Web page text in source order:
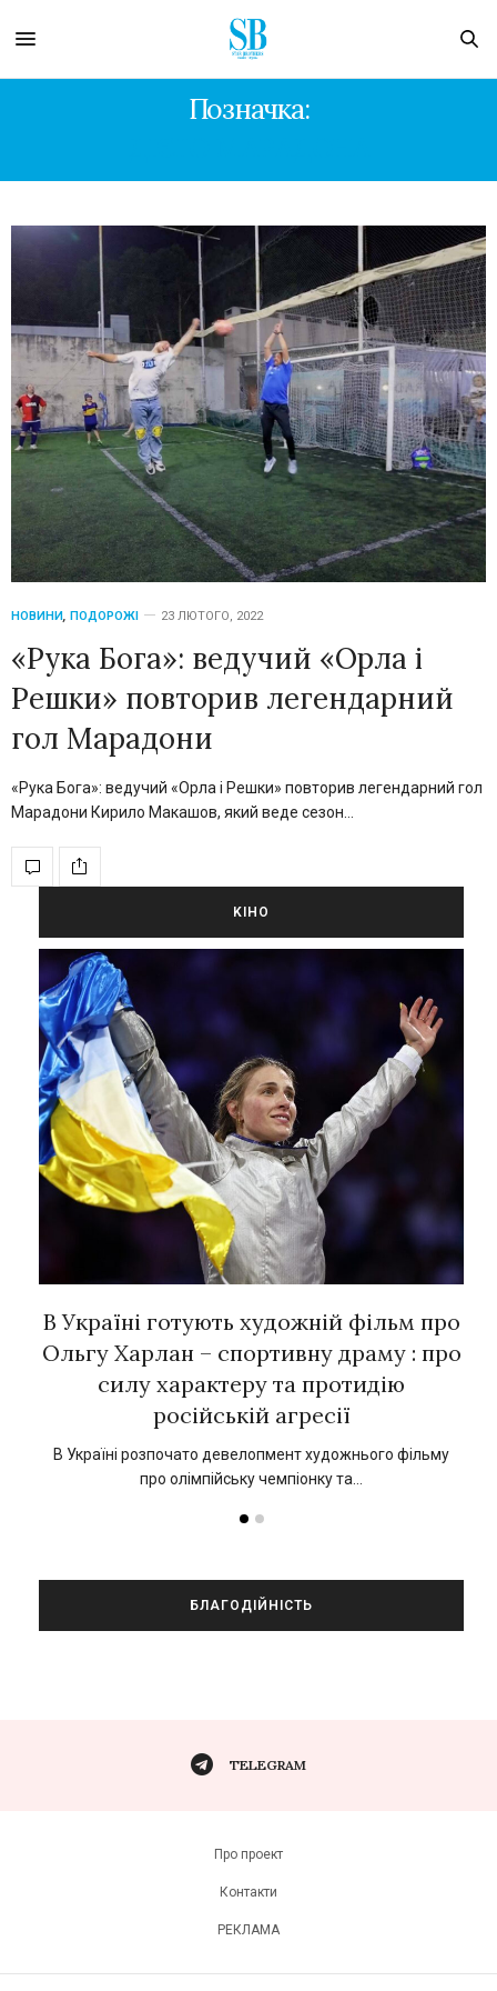
Позначка:
НОВИНИ, ПОДОРОЖІ 23 ЛЮТОГО, 2022
«Рука Бога»: ведучий «Орла і
Решки» повторив легендарний
гол Марадони
«Рука Бога»: ведучий «Орла і Решки» повторив легендарний гол
Марадони Кирило Макашов, який веде сезон…
KIНО
В Україні готують художній фільм про
Ольгу Харлан – спортивну драму : про
силу характеру та протидію
російській агресії
В Україні розпочато девелопмент художнього фільму
про олімпійську чемпіонку та…
БЛАГОДІЙНІСТЬ
TELEGRAM
Про проект
Контакти
РЕКЛАМА